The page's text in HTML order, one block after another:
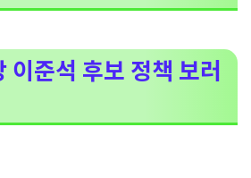
준석 후보 정책 보러